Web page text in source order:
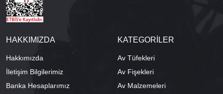
HAKKIMIZDA
Hakkımızda
İletişim Bilgilerimiz
Banka Hesaplarımız
KATEGORİLER
Av Tüfekleri
Av Fişekleri
Av Malzemeleri